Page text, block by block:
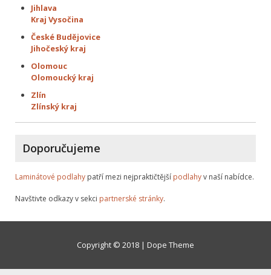
Jihlava
Kraj Vysočina
České Budějovice
Jihočeský kraj
Olomouc
Olomoucký kraj
Zlín
Zlínský kraj
Doporučujeme
Laminátové podlahy patří mezi nejpraktičtější podlahyv naší nabídce.
Navštivte odkazy v sekci partnerské stránky.
Copyright © 2018 | Dope Theme